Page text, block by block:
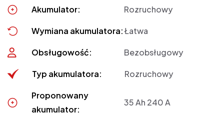
Akumulator: Rozruchowy
Wymiana akumulatora:Łatwa
Obsługowość: Bezobsługowy
Typ akumulatora: Rozruchowy
Proponowany
akumulator:
35 Ah 240 A